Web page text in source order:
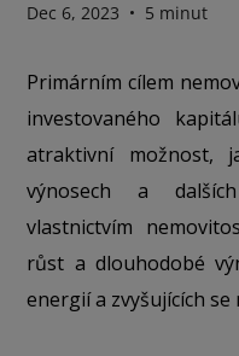
Dec 6, 2023 • 5 minut
Primárním cílem
investovaného
atraktivní možnost,
výnosech a
vlastnictvím
růst a dlouhodobé
energií a zvyšujících